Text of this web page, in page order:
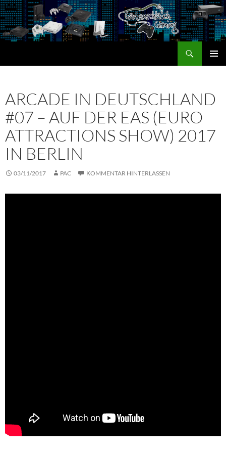
Zum
Inhalt
springen
ARCADE IN DEUTSCHLAND
#07 – AUF DER EAS (EURO
ATTRACTIONS SHOW) 2017
IN BERLIN
03/11/2017 PAC KOMMENTAR HINTERLASSEN